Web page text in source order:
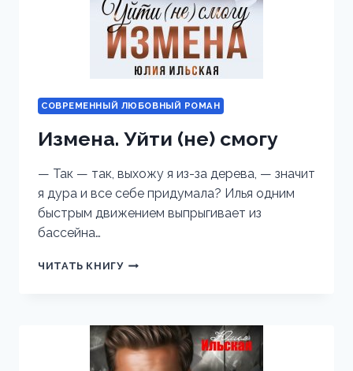
СОВРЕМЕННЫЙ ЛЮБОВНЫЙ РОМАН
Измена. Уйти (не) смогу
— Так — так, выхожу я из-за дерева, — значит
я дура и все себе придумала? Илья одним
быстрым движением выпрыгивает из
бассейна…
ЧИТАТЬ КНИГУИЗМЕНА.